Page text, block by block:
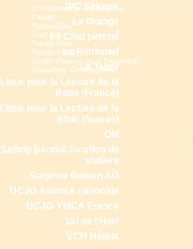
JPC Séjours
La Grange
Le Chat perché
Le Rimlishof
Le Tabor
Ligue pour la Lecture de la
Bible (France)
Ligue pour la Lecture de la
Bible (Suisse)
OM
Sailing Bandol, location de
voiliers
Surprise Reisen AG
UCJG Alliance nationale
UCJG-YMCA France
Val de l'Hort
VCH Hôtels
Christianisme Aujourd'hui
Family
SpirituElles
Just 4U
Trampoline
Family-FIPS
Quart d'heure pour l'essentiel
Vacances Chrétiennes